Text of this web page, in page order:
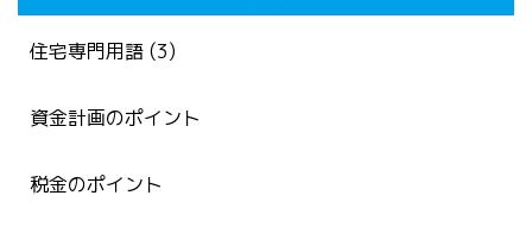
住宅専門用語 (3)
資金計画のポイント
税金のポイント